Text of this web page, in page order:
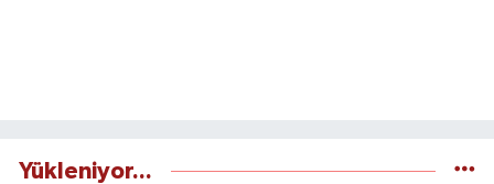
Yükleniyor...